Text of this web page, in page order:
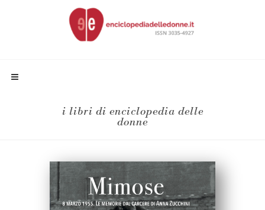
i libri di enciclopedia delle
donne